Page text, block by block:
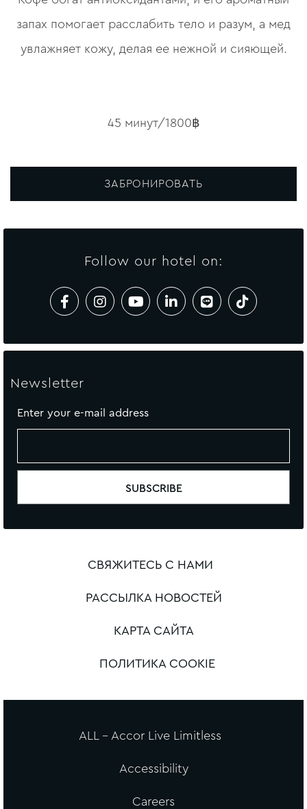
запах помогает расслабить тело и разум, а мед
увлажняет кожу, делая ее нежной и сияющей.
45 минут/1800฿
ЗАБРОНИРОВАТЬ
Follow our hotel on:
Newsletter
Enter your e-mail address
СВЯЖИТЕСЬ С НАМИ
РАССЫЛКА НОВОСТЕЙ
КАРТА САЙТА
ПОЛИТИКА COOKIE
ALL - Accor Live Limitless
Accessibility
Careers